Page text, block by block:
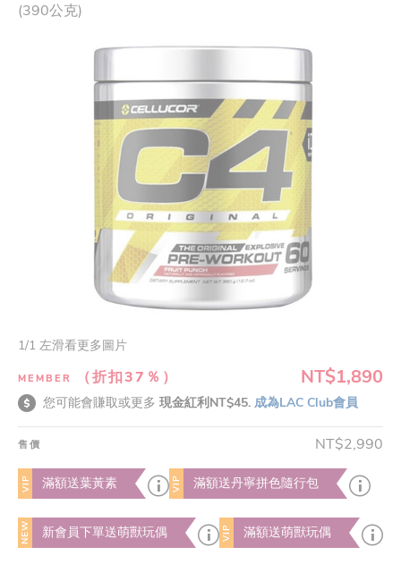
(390公克)
1/1 左滑看更多圖片
MEMBER （折扣37％） NT$1,890
您可能會賺取或更多 現金紅利NT$45. 成為LAC Club會員
售價 NT$2,990
VIP 滿額送葉黃素 VIP 滿額送丹寧拼色隨行包
NEW 新會員下單送萌獸玩偶 VIP 滿額送萌獸玩偶